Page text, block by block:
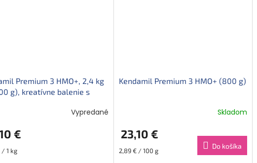
Premium 3 HMO+, 2,4 kg
g), kreatívne balenie s
Vypredané
€
/ 1 kg
Kendamil Premium 3 HMO+ (800 g)
Skladom
23,10 €
Jednotková
2,89 € / 100 g
Do košíka